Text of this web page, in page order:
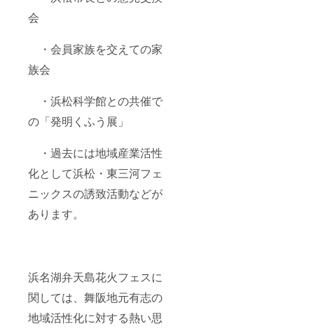
会
・会員家族を交えての家
族会
・浜松科学館との共催で
の「発明くふう展」
・過去には地域産業活性
化として浜松・東三河フェ
ニックスの誘致活動などが
あります。
浜名湖弁天島花火フェスに
関しては、舞阪地元有志の
地域活性化に対する熱い思